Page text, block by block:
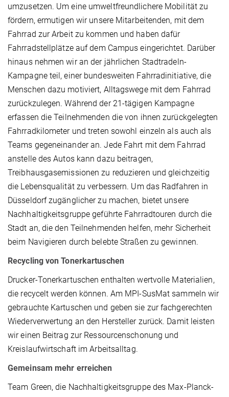
umzusetzen. Um eine umweltfreundlichere Mobilität zu
fördern, ermutigen wir unsere Mitarbeitenden, mit dem
Fahrrad zur Arbeit zu kommen und haben dafür
Fahrradstellplätze auf dem Campus eingerichtet. Darüber
hinaus nehmen wir an der jährlichen Stadtradeln-
Kampagne teil, einer bundesweiten Fahrradinitiative, die
Menschen dazu motiviert, Alltagswege mit dem Fahrrad
zurückzulegen. Während der 21-tägigen Kampagne
erfassen die Teilnehmenden die von ihnen zurückgelegten
Fahrradkilometer und treten sowohl einzeln als auch als
Teams gegeneinander an. Jede Fahrt mit dem Fahrrad
anstelle des Autos kann dazu beitragen,
Treibhausgasemissionen zu reduzieren und gleichzeitig
die Lebensqualität zu verbessern. Um das Radfahren in
Düsseldorf zugänglicher zu machen, bietet unsere
Nachhaltigkeitsgruppe geführte Fahrradtouren durch die
Stadt an, die den Teilnehmenden helfen, mehr Sicherheit
beim Navigieren durch belebte Straßen zu gewinnen.
Recycling von Tonerkartuschen
Drucker-Tonerkartuschen enthalten wertvolle Materialien,
die recycelt werden können. Am MPI-SusMat sammeln wir
gebrauchte Kartuschen und geben sie zur fachgerechten
Wiederverwertung an den Hersteller zurück. Damit leisten
wir einen Beitrag zur Ressourcenschonung und
Kreislaufwirtschaft im Arbeitsalltag.
Gemeinsam mehr erreichen
Team Green, die Nachhaltigkeitsgruppe des Max-Planck-